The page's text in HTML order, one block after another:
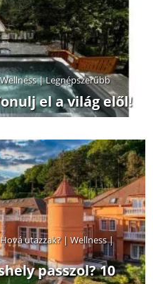
Wellness|Legnépszerűbb
el a világ elől!
Hová utazzak? |Wellness|
passzol? 10